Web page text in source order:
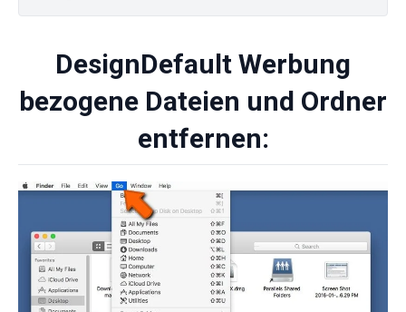
DesignDefault Werbung
bezogene Dateien und Ordner
entfernen: